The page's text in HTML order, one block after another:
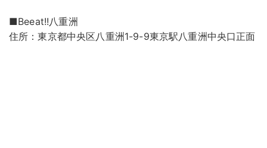
■Beeat!!八重洲
住所：東京都中央区八重洲1-9-9東京駅八重洲中央口正面